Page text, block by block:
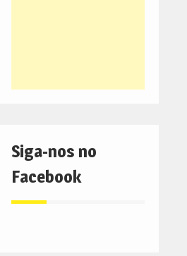
Siga-nos no
Facebook